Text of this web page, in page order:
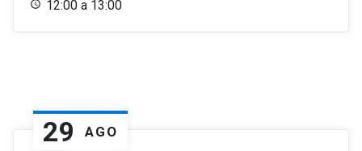
12:00 a 13:00
29 AGO